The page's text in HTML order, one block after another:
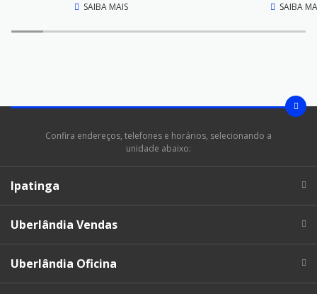
SAIBA MAIS
SAIBA
Confira endereços, telefones e horários, selecionando a
unidade abaixo:
Ipatinga
Uberlândia Vendas
Uberlândia Oficina